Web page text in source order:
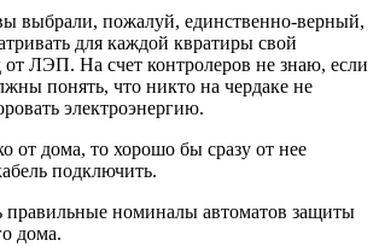
выбрали, пожалуй, единственно-верный,
для каждой квратиры свой
ЛЭП. На счет контролеров не знаю, если
понять, что никто на чердаке не
электроэнергию.
от дома, то хорошо бы сразу от нее
подключить.
правильные номиналы автоматов защиты
дома.